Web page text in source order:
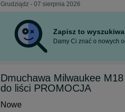
Grudziądz - 07 sierpnia 2026
Zapisz to
Damy Ci znać o nowych
Dmuchawa Milwaukee
do liści PROMOCJA
Nowe